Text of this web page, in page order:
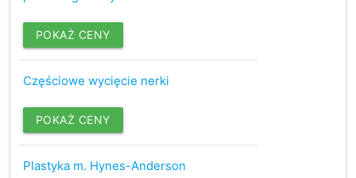
POKAŻ CENY
Częściowe wycięcie nerki
POKAŻ CENY
Plastyka m. Hynes-Anderson